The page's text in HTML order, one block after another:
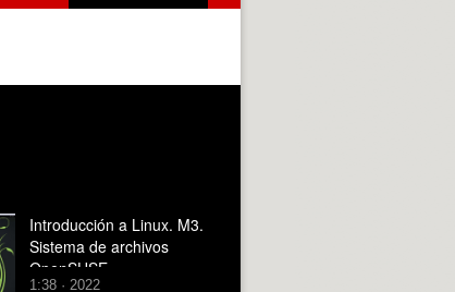
Introducción a Linux. M3.
Sistema de archivos
OpenSUSE
1:38 · 2022